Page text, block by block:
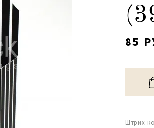
85
Штрих-